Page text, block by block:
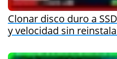
Clonar disco duro a
y velocidad sin